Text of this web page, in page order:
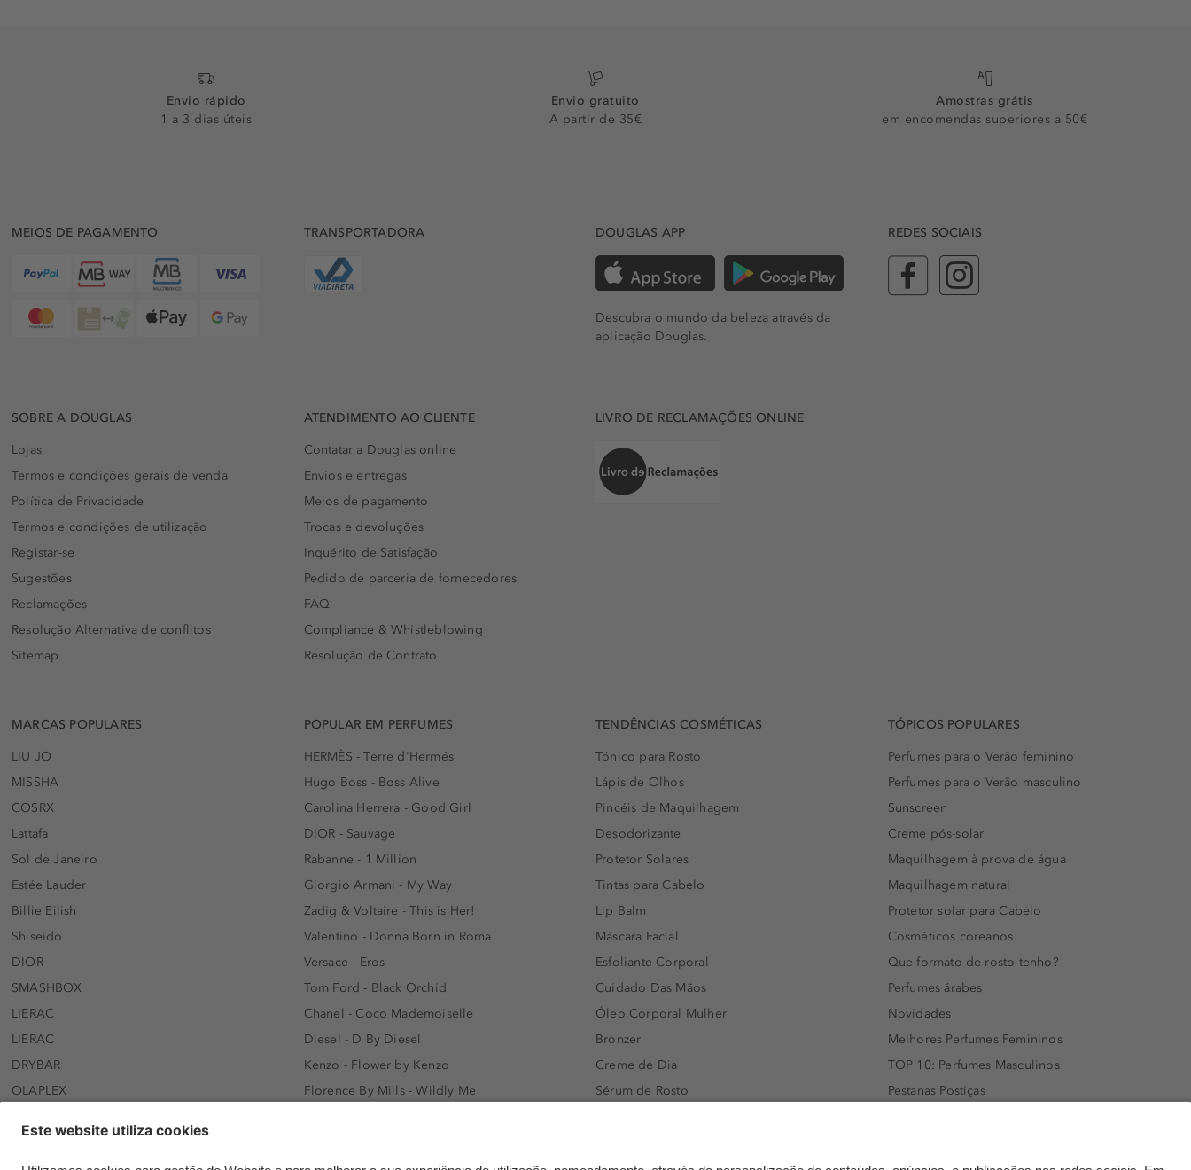
Envio rápido
1 a 3 dias úteis
Envio gratuito
A partir de 35€
Amostras grátis
em encomendas superiores a 50€
MEIOS DE PAGAMENTO TRANSPORTADORA DOUGLAS APP
Descubra o mundo da beleza através da
aplicação Douglas.
REDES SOCIAIS
SOBRE A DOUGLAS
Lojas
Termos e condições gerais de venda
Política de Privacidade
Termos e condições de utilização
Registar-se
Sugestões
Reclamações
Resolução Alternativa de conflitos
Sitemap
ATENDIMENTO AO CLIENTE
Contatar a Douglas online
Envios e entregas
Meios de pagamento
Trocas e devoluções
Inquérito de Satisfação
Pedido de parceria de fornecedores
FAQ
Compliance & Whistleblowing
Resolução de Contrato
LIVRO DE RECLAMAÇÕES ONLINE
MARCAS POPULARES
LIU JO
MISSHA
COSRX
Lattafa
Sol de Janeiro
Estée Lauder
Billie Eilish
Shiseido
DIOR
SMASHBOX
LIERAC
LIERAC
DRYBAR
OLAPLEX
POPULAR EM PERFUMES
HERMÈS - Terre d'Hermés
Hugo Boss - Boss Alive
Carolina Herrera - Good Girl
DIOR - Sauvage
Rabanne - 1 Million
Giorgio Armani - My Way
Zadig & Voltaire - This is Her!
Valentino - Donna Born in Roma
Versace - Eros
Tom Ford - Black Orchid
Chanel - Coco Mademoiselle
Diesel - D By Diesel
Kenzo - Flower by Kenzo
Florence By Mills - Wildly Me
TENDÊNCIAS COSMÉTICAS
Tónico para Rosto
Lápis de Olhos
Pincéis de Maquilhagem
Desodorizante
Protetor Solares
Tintas para Cabelo
Lip Balm
Máscara Facial
Esfoliante Corporal
Cuidado Das Mãos
Óleo Corporal Mulher
Bronzer
Creme de Dia
Sérum de Rosto
TÓPICOS POPULARES
Perfumes para o Verão feminino
Perfumes para o Verão masculino
Sunscreen
Creme pós-solar
Maquilhagem à prova de água
Maquilhagem natural
Protetor solar para Cabelo
Cosméticos coreanos
Que formato de rosto tenho?
Perfumes árabes
Novidades
Melhores Perfumes Femininos
TOP 10: Perfumes Masculinos
Pestanas Postiças